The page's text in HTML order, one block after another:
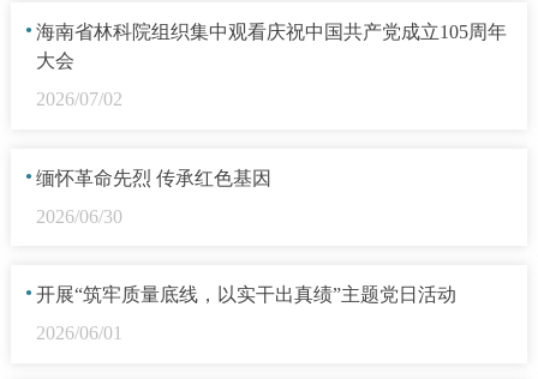
· 海南省林科院组织集中观看庆祝中国共产党成立105周年
大会
2026/07/02
· 缅怀革命先烈 传承红色基因
2026/06/30
· 开展“筑牢质量底线，以实干出真绩”主题党日活动
2026/06/01